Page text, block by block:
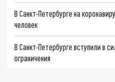
В Санкт-Петербурге на
человек
В Санкт-Петербурге вступили в
ограничения